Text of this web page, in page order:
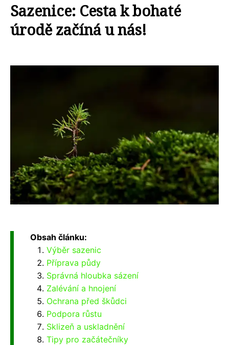
Sazenice: Cesta k bohaté
úrodě začíná u nás!
Obsah článku:
Výběr sazenic
Příprava půdy
Správná hloubka sázení
Zalévání a hnojení
Ochrana před škůdci
Podpora růstu
Sklizeň a uskladnění
Tipy pro začátečníky